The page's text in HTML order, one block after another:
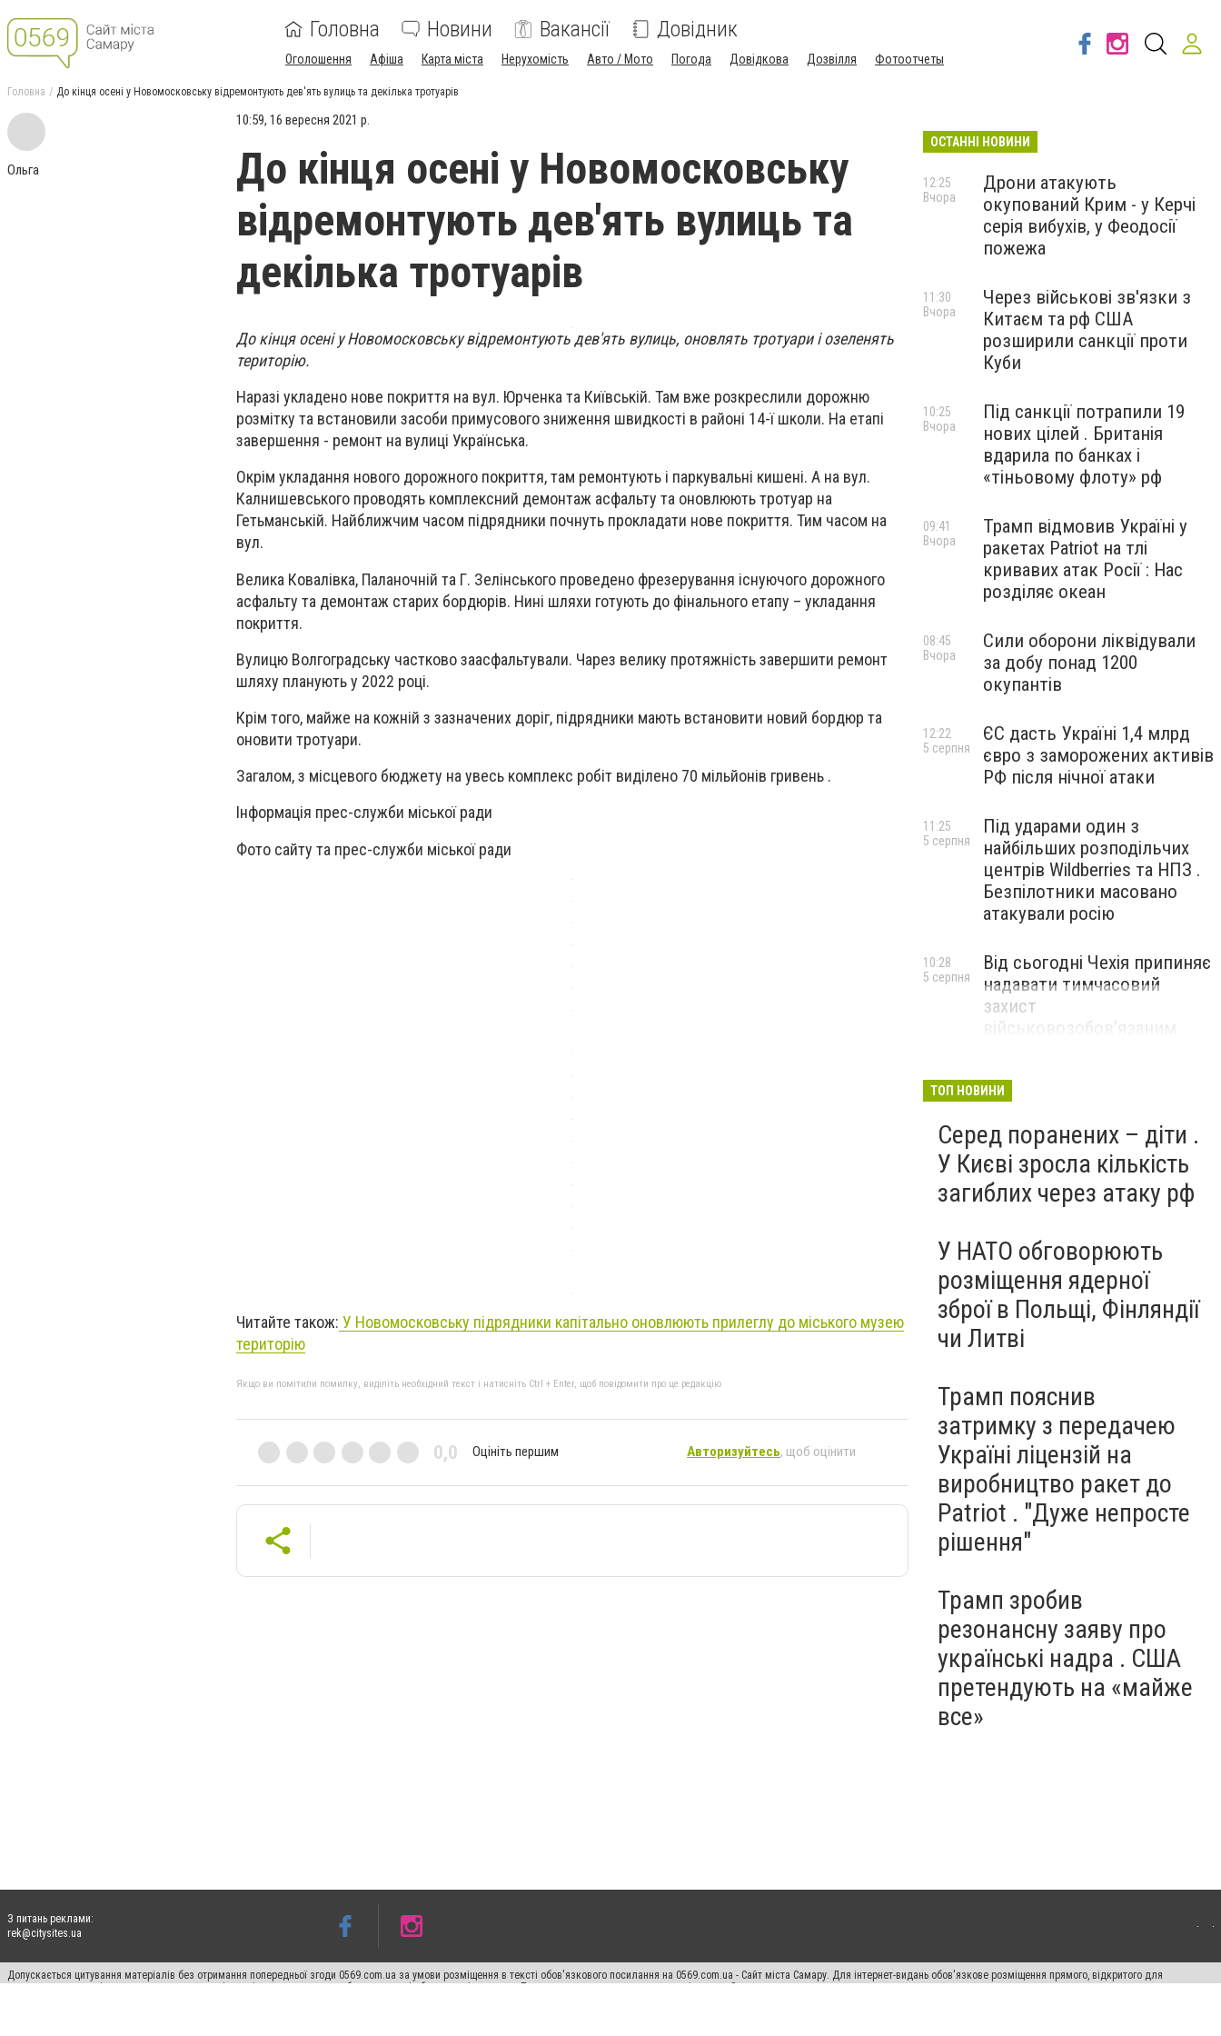
Головна Новини Вакансії Довідник
Оголошення Афіша Карта міста Нерухомість Авто / Мото Погода Довідкова Дозвілля Фотоотчеты
Головна До кінця осені у Новомосковську відремонтують дев'ять вулиць та декілька тротуарів
Ольга
10:59, 16 вересня 2021 р.
До кінця осені у Новомосковську
відремонтують дев'ять вулиць та
декілька тротуарів
До кінця осені у Новомосковську відремонтують дев'ять вулиць, оновлять тротуари і озеленять
територію.
Наразі укладено нове покриття на вул. Юрченка та Київській. Там вже розкреслили дорожню
розмітку та встановили засоби примусового зниження швидкості в районі 14-ї школи. На етапі
завершення - ремонт на вулиці Українська.
Окрім укладання нового дорожного покриття, там ремонтують і паркувальні кишені. А на вул.
Калнишевського проводять комплексний демонтаж асфальту та оновлюють тротуар на
Гетьманській. Найближчим часом підрядники почнуть прокладати нове покриття. Тим часом на
вул.
Велика Ковалівка, Паланочній та Г. Зелінського проведено фрезерування існуючого дорожного
асфальту та демонтаж старих бордюрів. Нині шляхи готують до фінального етапу – укладання
покриття.
Вулицю Волгоградську частково заасфальтували. Чарез велику протяжність завершити ремонт
шляху планують у 2022 році.
Крім того, майже на кожній з зазначених доріг, підрядники мають встановити новий бордюр та
оновити тротуари.
Загалом, з місцевого бюджету на увесь комплекс робіт виділено 70 мільйонів гривень .
Інформація прес-служби міської ради
Фото сайту та прес-служби міської ради
Читайте також: У Новомосковську підрядники капітально оновлюють прилеглу до міського музею
територію
Якщо ви помітили помилку, виділіть необхідний текст і натисніть Ctrl + Enter, щоб повідомити про це редакцію
0,0 Оцініть першим Авторизуйтесь, щоб оцінити
ОСТАННІ НОВИНИ
Дрони атакують
окупований Крим - у Керчі
серія вибухів, у Феодосії
пожежа
12:25
Вчора
Через військові зв'язки з
Китаєм та рф США
розширили санкції проти
Куби
11:30
Вчора
Під санкції потрапили 19
нових цілей . Британія
вдарила по банках і
«тіньовому флоту» рф
10:25
Вчора
Трамп відмовив Україні у
ракетах Patriot на тлі
кривавих атак Росії : Нас
розділяє океан
09:41
Вчора
Сили оборони ліквідували
за добу понад 1200
окупантів
08:45
Вчора
ЄС дасть Україні 1,4 млрд
євро з заморожених активів
РФ після нічної атаки
12:22
5 серпня
Під ударами один з
найбільших розподільчих
центрів Wildberries та НПЗ .
Безпілотники масовано
атакували росію
11:25
5 серпня
Від сьогодні Чехія припиняє
надавати тимчасовий
захист
військовозобов’язаним
10:28
5 серпня
ТОП НОВИНИ
Серед поранених – діти .
У Києві зросла кількість
загиблих через атаку рф
У НАТО обговорюють
розміщення ядерної
зброї в Польщі, Фінляндії
чи Литві
Трамп пояснив
затримку з передачею
Україні ліцензій на
виробництво ракет до
Patriot . "Дуже непросте
рішення"
Трамп зробив
резонансну заяву про
українські надра . США
претендують на «майже
все»
З питань реклами:
rek@citysites.ua
Допускається цитування матеріалів без отримання попередньої згоди 0569.com.ua за умови розміщення в тексті обов'язкового посилання на 0569.com.ua - Сайт міста Самару. Для інтернет-видань обов'язкове розміщення прямого, відкритого для
пошукових систем гіперпосилання на цитовані статті не нижче другого абзацу в тексті або в якості джерела. Порушення виняткових прав переслідується Законом.